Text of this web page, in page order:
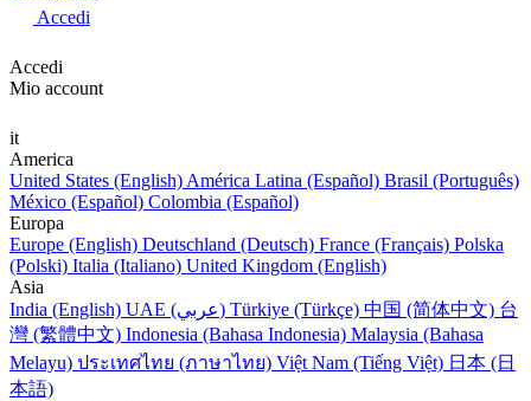
Accedi
Accedi
Mio account
it
America
United States (English) América Latina (Español) Brasil (Português)
México (Español) Colombia (Español)
Europa
Europe (English) Deutschland (Deutsch) France (Français) Polska
(Polski) Italia (Italiano) United Kingdom (English)
Asia
India (English)
UAE (عربي) Türkiye (Türkçe) 中国 (简体中文) 台
灣 (繁體中文) Indonesia (Bahasa Indonesia) Malaysia (Bahasa
Melayu) ประเทศไทย (ภาษาไทย) Việt Nam (Tiếng Việt) 日本 (日
本語)